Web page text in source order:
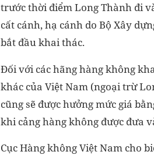
trước thời điểm Long Thành đi
cất cánh, hạ cánh do Bộ Xây
bắt đầu khai thác.
Đối với các hãng hàng không
khác của Việt Nam (ngoại trừ
cũng sẽ được hưởng mức giá
khi cảng hàng không được đưa
Cục Hàng không Việt Nam cho